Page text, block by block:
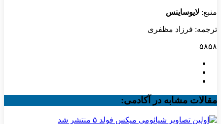
منبع: لایوساینس
ترجمه: فرزاد مظفری
۵۸۵۸
مقالات مشابه در آکادمی: